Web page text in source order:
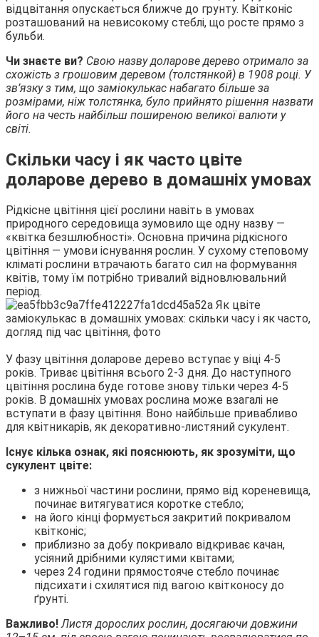
відцвітання опускається ближче до грунту. Квітконіс
розташований на невисокому стеблі, що росте прямо з
бульби.
Чи знаєте ви? Свою назву доларове дерево отримало за
схожість з грошовим деревом (толстянкой) в 1908 році. У
зв’язку з тим, що заміокулькас набагато більше за
розмірами, ніж толстянка, було прийнято рішення назвати
його на честь найбільш поширеною великої валюти у
світі.
Скільки часу і як часто цвіте
доларове дерево в домашніх умовах
Рідкісне цвітіння цієї рослини навіть в умовах
природного середовища зумовило ще одну назву —
«квітка безшлюбності». Основна причина рідкісного
цвітіння — умови існування рослин. У сухому степовому
кліматі рослини втрачають багато сил на формування
квітів, тому їм потрібно тривалий відновлювальний
період.
У фазу цвітіння доларове дерево вступає у віці 4-5
років. Триває цвітіння всього 2-3 дня. До наступного
цвітіння рослина буде готове знову тільки через 4-5
років. В домашніх умовах рослина може взагалі не
вступати в фазу цвітіння. Воно найбільше привабливо
для квітникарів, як декоративно-листяний сукулент.
Існує кілька ознак, які пояснюють, як зрозуміти, що
сукулент цвіте:
з нижньої частини рослини, прямо від кореневища,
починає витягуватися коротке стебло;
на його кінці формується закритий покривалом
квітконіс;
приблизно за добу покривало відкриває качан,
усіяний дрібними кулястими квітами;
через 24 години прямостояче стебло починає
підсихати і схилятися під вагою квітконосу до
ґрунті.
Важливо!Листя дорослих рослин, досягаючи довжини